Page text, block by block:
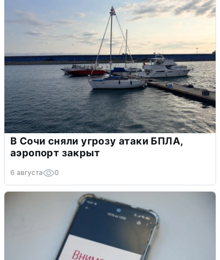
В Сочи сняли угрозу атаки БПЛА,
аэропорт закрыт
6 августа 0